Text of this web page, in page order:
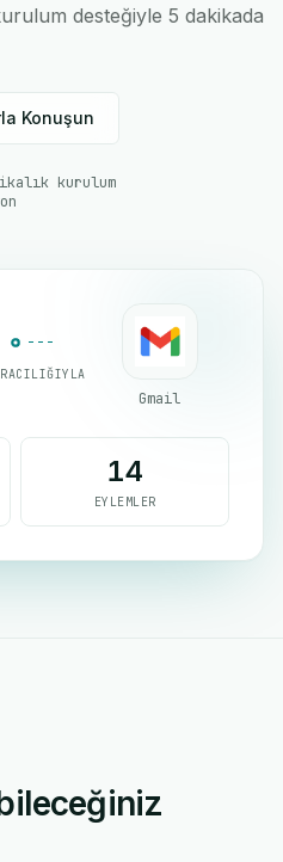
desteğiyle 5 dakikada
Konuşun
kurulum
Gmail
14
EYLEMLER